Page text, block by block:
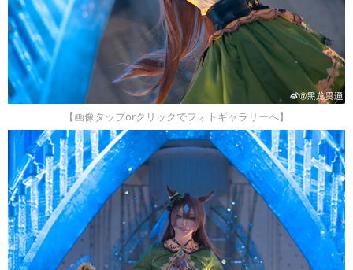
【画像タップorクリックでフォトギャラリーへ】